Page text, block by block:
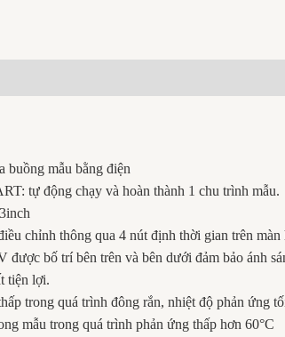
buồng mẫu bằng điện
tự động chạy và hoàn thành 1 chu trình mẫu.
chỉnh thông qua 4 nút định thời gian trên màn
được bố trí bên trên và bên dưới đảm bảo ánh
tiện lợi.
trong quá trình đông rắn, nhiệt độ phản ứng
mẫu trong quá trình phản ứng thấp hơn 60°C